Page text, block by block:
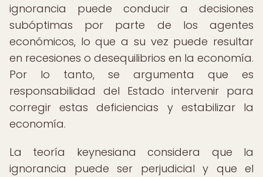
ignorancia puede conducir a decisiones
subóptimas por parte de los agentes
económicos, lo que a su vez puede resultar
en recesiones o desequilibrios en la economía.
Por lo tanto, se argumenta que es
responsabilidad del Estado intervenir para
corregir estas deficiencias y estabilizar la
economía.
La teoría keynesiana considera que la
ignorancia puede ser perjudicial y que el